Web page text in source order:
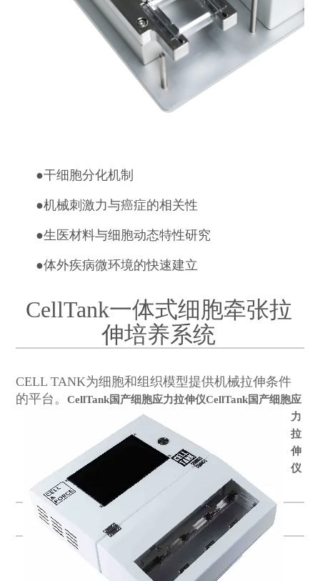
●干细胞分化机制
●机械刺激力与癌症的相关性
●生医材料与细胞动态特性研究
●体外疾病微环境的快速建立
CellTank一体式细胞牵张拉
伸培养系统
CELL TANK为细胞和组织模型提供机械拉伸条件
的平台。CellTank国产细胞应力拉伸仪CellTank国产细胞应
力
拉
伸
仪